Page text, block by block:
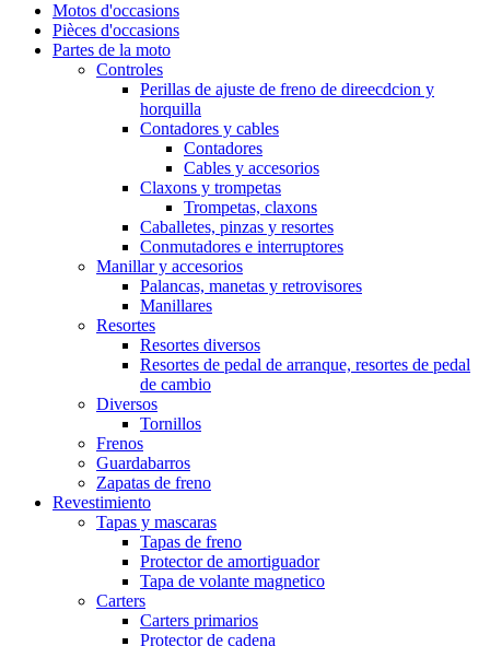
Motos d'occasions
Pièces d'occasions
Partes de la moto
Controles
Perillas de ajuste de freno de direecdcion y
horquilla
Contadores y cables
Contadores
Cables y accesorios
Claxons y trompetas
Trompetas, claxons
Caballetes, pinzas y resortes
Conmutadores e interruptores
Manillar y accesorios
Palancas, manetas y retrovisores
Manillares
Resortes
Resortes diversos
Resortes de pedal de arranque, resortes de pedal
de cambio
Diversos
Tornillos
Frenos
Guardabarros
Zapatas de freno
Revestimiento
Tapas y mascaras
Tapas de freno
Protector de amortiguador
Tapa de volante magnetico
Carters
Carters primarios
Protector de cadena